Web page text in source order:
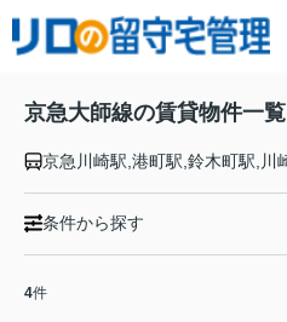
京急大師線の賃貸物件一覧
条件から探す
4件